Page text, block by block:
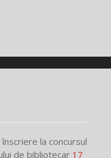
la concursul
de bibliotecar 17